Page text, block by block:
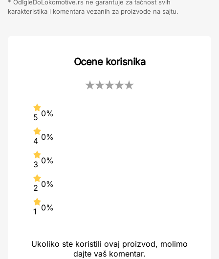
* OdIgleDoLokomotive.rs ne garantuje za tačnost svih
karakteristika i komentara vezanih za proizvode na sajtu.
Ocene korisnika
5 0%
4 0%
3 0%
2 0%
1 0%
Ukoliko ste koristili ovaj proizvod, molimo
dajte vaš komentar.